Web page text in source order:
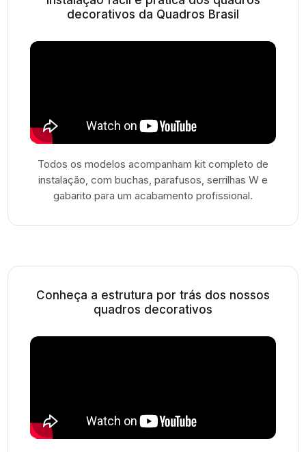
decorativos da Quadros Brasil
Todos os modelos acompanham kit completo de
instalação, com buchas, parafusos, serrilhas W e
gabarito para um acabamento profissional.
Conheça a estrutura por trás dos nossos
quadros decorativos